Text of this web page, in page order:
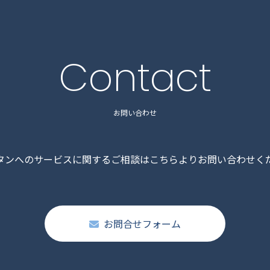
Contact
お問い合わせ
ンへのサービスに関するご相談はこちらよりお問い合わせく
お問合せフォーム